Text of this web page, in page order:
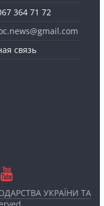
364 71 72
связь
УКРАЇНИ ТА